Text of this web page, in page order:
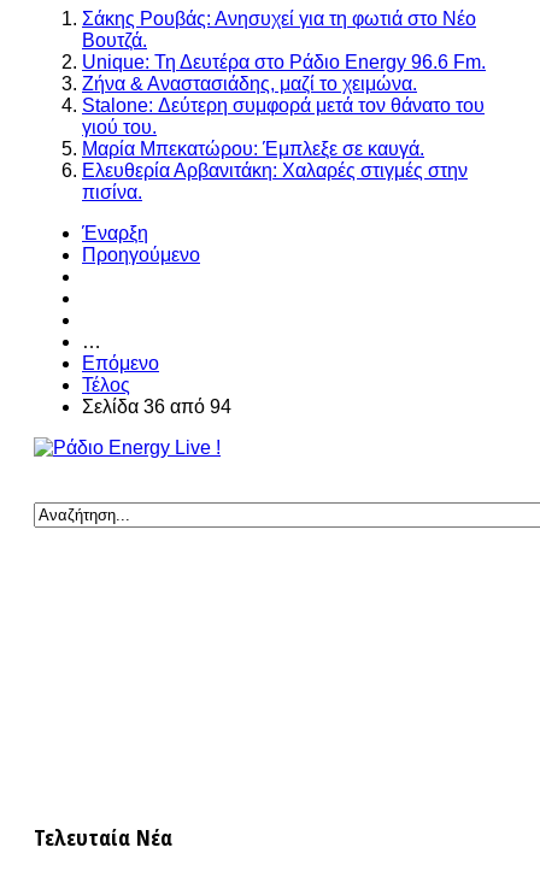
Σάκης Ρουβάς: Ανησυχεί για τη φωτιά στο Νέο
Βουτζά.
Unique: Τη Δευτέρα στο Ράδιο Energy 96.6 Fm.
Ζήνα & Αναστασιάδης, μαζί το χειμώνα.
Stalone: Δεύτερη συμφορά μετά τον θάνατο του
γιού του.
Μαρία Μπεκατώρου: Έμπλεξε σε καυγά.
Ελευθερία Αρβανιτάκη: Χαλαρές στιγμές στην
πισίνα.
Έναρξη
Προηγούμενο
…
Επόμενο
Τέλος
Σελίδα 36 από 94
Τελευταία Νέα